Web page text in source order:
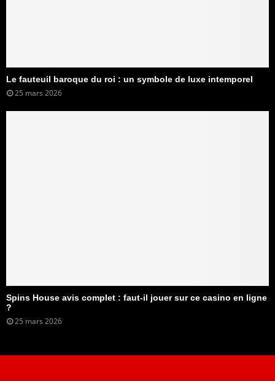
Le fauteuil baroque du roi : un symbole de luxe intemporel
25 mars 2026
Spins House avis complet : faut-il jouer sur ce casino en ligne
?
25 mars 2026